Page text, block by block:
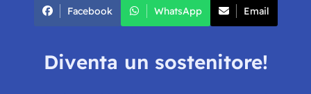
Facebook WhatsApp Email
Diventa un sostenitore!